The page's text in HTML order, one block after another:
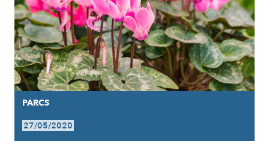
PARCS
27/05/2020